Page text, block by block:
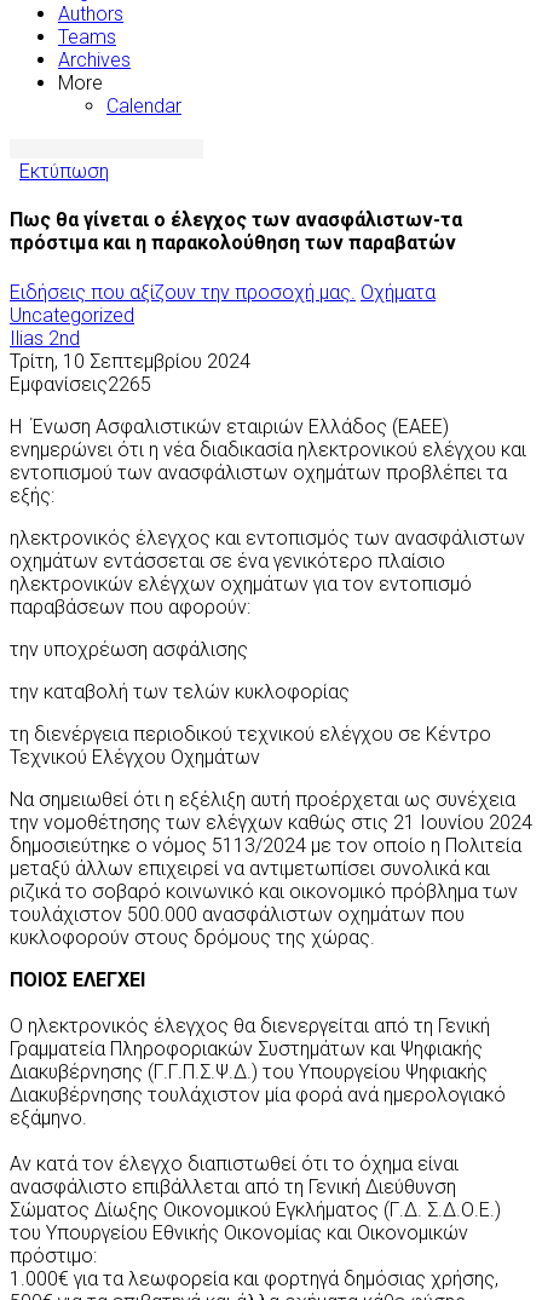
Authors
Teams
Archives
More
Calendar
Εκτύπωση
Πως θα γίνεται ο έλεγχος των ανασφάλιστων-τα
πρόστιμα και η παρακολούθηση των παραβατών
Ειδήσεις που αξίζουν την προσοχή μας. Οχήματα
Uncategorized
Ilias 2nd
Τρίτη, 10 Σεπτεμβρίου 2024
Εμφανίσεις2265
Η Ένωση Ασφαλιστικών εταιριών Ελλάδος (ΕΑΕΕ)
ενημερώνει ότι η νέα διαδικασία ηλεκτρονικού ελέγχου και
εντοπισμού των ανασφάλιστων οχημάτων προβλέπει τα
εξής:
ηλεκτρονικός έλεγχος και εντοπισμός των ανασφάλιστων
οχημάτων εντάσσεται σε ένα γενικότερο πλαίσιο
ηλεκτρονικών ελέγχων οχημάτων για τον εντοπισμό
παραβάσεων που αφορούν:
την υποχρέωση ασφάλισης
την καταβολή των τελών κυκλοφορίας
τη διενέργεια περιοδικού τεχνικού ελέγχου σε Κέντρο
Τεχνικού Ελέγχου Οχημάτων
Να σημειωθεί ότι η εξέλιξη αυτή προέρχεται ως συνέχεια
την νομοθέτησης των ελέγχων καθώς στις 21 Ιουνίου 2024
δημοσιεύτηκε ο νόμος 5113/2024 με τον οποίο η Πολιτεία
μεταξύ άλλων επιχειρεί να αντιμετωπίσει συνολικά και
ριζικά το σοβαρό κοινωνικό και οικονομικό πρόβλημα των
τουλάχιστον 500.000 ανασφάλιστων οχημάτων που
κυκλοφορούν στους δρόμους της χώρας.
ΠΟΙΟΣ ΕΛΕΓΧΕΙ
Ο ηλεκτρονικός έλεγχος θα διενεργείται από τη Γενική
Γραμματεία Πληροφοριακών Συστημάτων και Ψηφιακής
Διακυβέρνησης (Γ.Γ.Π.Σ.Ψ.Δ.) του Υπουργείου Ψηφιακής
Διακυβέρνησης τουλάχιστον μία φορά ανά ημερολογιακό
εξάμηνο.
Αν κατά τον έλεγχο διαπιστωθεί ότι το όχημα είναι
ανασφάλιστο επιβάλλεται από τη Γενική Διεύθυνση
Σώματος Δίωξης Οικονομικού Εγκλήματος (Γ.Δ. Σ.Δ.Ο.Ε.)
του Υπουργείου Εθνικής Οικονομίας και Οικονομικών
πρόστιμο:
1.000€ για τα λεωφορεία και φορτηγά δημόσιας χρήσης,